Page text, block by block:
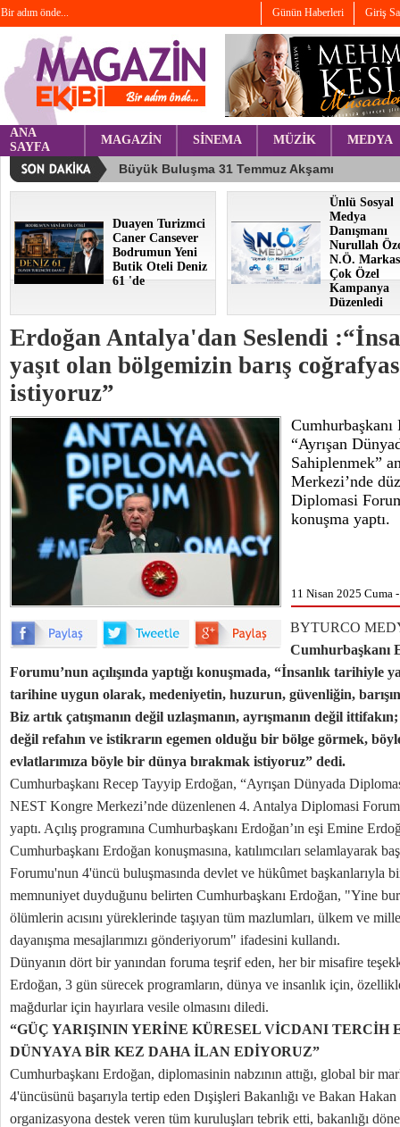
Bir adım önde... Günün Haberleri Giriş
ANA
SAYFA
MAGAZİN SİNEMA MÜZİK MEDYA
Duayen Turizmci
Caner Cansever
Bodrumun Yeni
Butik Oteli Deniz
61 'de
Ünlü Sosyal
Medya
Danışmanı
Nurullah
N.Ö.
Çok Özel
Kampanya
Düzenledi
Erdoğan Antalya'dan Seslendi
yaşıt olan bölgemizin barış
istiyoruz”
“Ayrışan
Sahiplenmek”
Merkezi’nde
Diplomasi
konuşma yaptı.
11 Nisan 2025 Cuma
BYTURCO
Cumhurbaşkanı
Forumu’nun açılışında yaptığı konuşmada, “İnsanlık tarihiyle
tarihine uygun olarak, medeniyetin, huzurun, güvenliğin, barışın
Biz artık çatışmanın değil uzlaşmanın, ayrışmanın değil
değil refahın ve istikrarın egemen olduğu bir bölge görmek,
evlatlarımıza böyle bir dünya bırakmak istiyoruz” dedi.
Cumhurbaşkanı Recep Tayyip Erdoğan, “Ayrışan Dünyada
NEST Kongre Merkezi’nde düzenlenen 4. Antalya Diplomasi
yaptı. Açılış programına Cumhurbaşkanı Erdoğan’ın eşi Emine
Cumhurbaşkanı Erdoğan konuşmasına, katılımcıları selamlayarak
Forumu'nun 4'üncü buluşmasında devlet ve hükûmet başkanlarıyla
memnuniyet duyduğunu belirten Cumhurbaşkanı Erdoğan, "Yine
ölümlerin acısını yüreklerinde taşıyan tüm mazlumları, ülkem ve
dayanışma mesajlarımızı gönderiyorum" ifadesini kullandı.
Dünyanın dört bir yanından foruma teşrif eden, her bir misafire
Erdoğan, 3 gün sürecek programların, dünya ve insanlık için,
mağdurlar için hayırlara vesile olmasını diledi.
“GÜÇ YARIŞININ YERİNE KÜRESEL VİCDANI
DÜNYAYA BİR KEZ DAHA İLAN EDİYORUZ”
Cumhurbaşkanı Erdoğan, diplomasinin nabzının attığı, global bir
4'üncüsünü başarıyla tertip eden Dışişleri Bakanlığı ve Bakan
organizasyona destek veren tüm kuruluşları tebrik etti, bakanlığı